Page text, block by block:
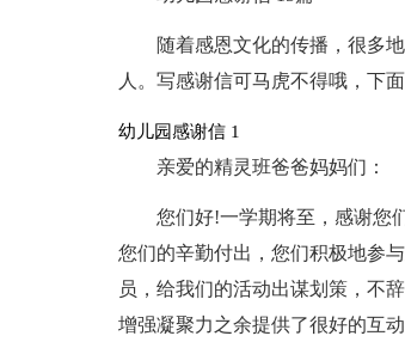
随着感恩文化的传播，很多
人。写感谢信可马虎不得哦，下
幼儿园感谢信 1
亲爱的精灵班爸爸妈妈们：
您们好!一学期将至，感谢您
您们的辛勤付出，您们积极地参
员，给我们的活动出谋划策，不
增强凝聚力之余提供了很好的互